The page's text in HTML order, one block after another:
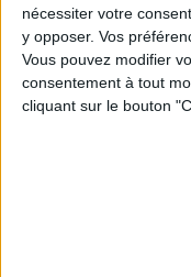
nécessiter votre
y opposer. Vos
Vous pouvez modifier
consentement à tout
cliquant sur le bouton
Archivage
outils
Stratégie data :
données